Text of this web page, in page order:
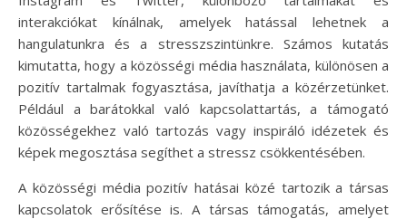
interakciókat kínálnak, amelyek hatással lehetnek a
hangulatunkra és a stresszszintünkre. Számos kutatás
kimutatta, hogy a közösségi média használata, különösen a
pozitív tartalmak fogyasztása, javíthatja a közérzetünket.
Például a barátokkal való kapcsolattartás, a támogató
közösségekhez való tartozás vagy inspiráló idézetek és
képek megosztása segíthet a stressz csökkentésében.
A közösségi média pozitív hatásai közé tartozik a társas
kapcsolatok erősítése is. A társas támogatás, amelyet